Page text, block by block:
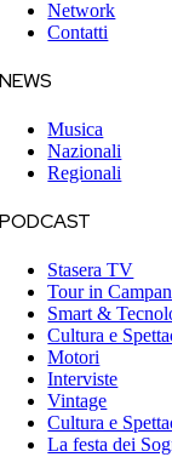
Network
Contatti
NEWS
Musica
Nazionali
Regionali
PODCAST
Stasera TV
Tour in
Smart &
Cultura e
Motori
Interviste
Vintage
Cultura e
La festa dei